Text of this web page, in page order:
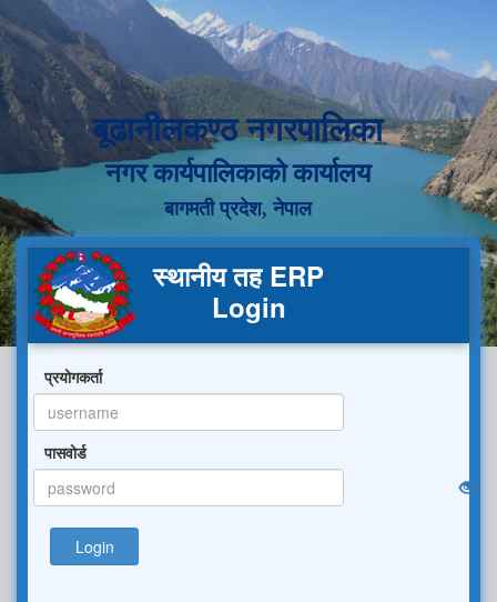
बूढानीलकण्ठ नगरपालिका
नगर कार्यपालिकाको कार्यालय
बागमती प्रदेश, नेपाल
स्थानीय तह ERP
Login
प्रयोगकर्ता
पासवोर्ड
Login